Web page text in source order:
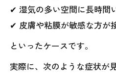
✔ 湿気の多い空間に長時間
✔ 皮膚や粘膜が敏感な方が
といったケースです。
実際に、次のような症状が